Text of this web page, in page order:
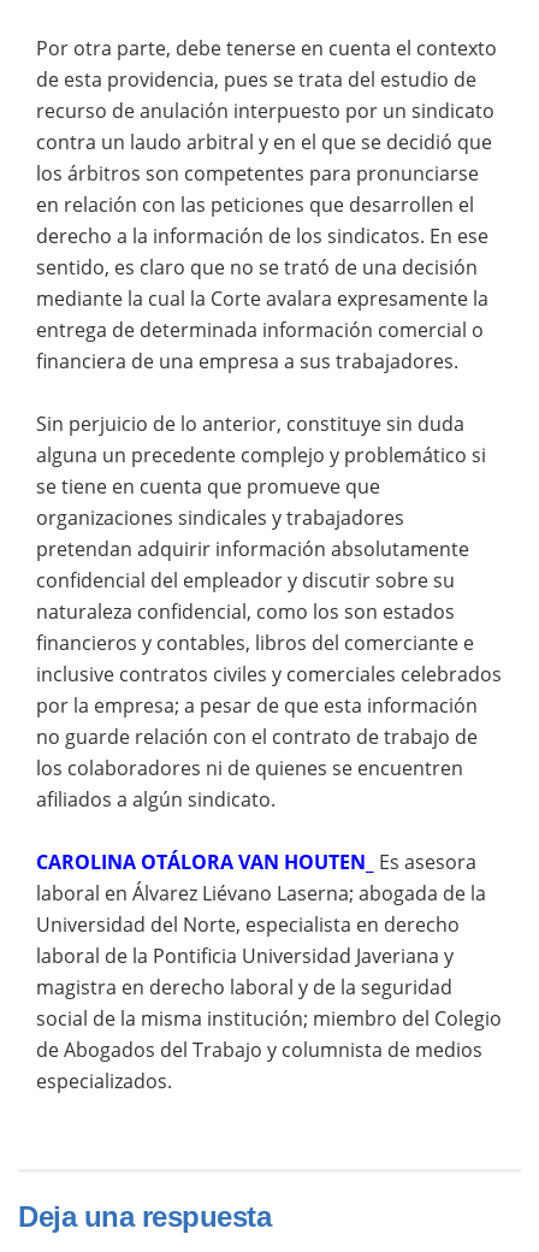
Por otra parte, debe tenerse en cuenta el contexto
de esta providencia, pues se trata del estudio de
recurso de anulación interpuesto por un sindicato
contra un laudo arbitral y en el que se decidió que
los árbitros son competentes para pronunciarse
en relación con las peticiones que desarrollen el
derecho a la información de los sindicatos. En ese
sentido, es claro que no se trató de una decisión
mediante la cual la Corte avalara expresamente la
entrega de determinada información comercial o
financiera de una empresa a sus trabajadores.
Sin perjuicio de lo anterior, constituye sin duda
alguna un precedente complejo y problemático si
se tiene en cuenta que promueve que
organizaciones sindicales y trabajadores
pretendan adquirir información absolutamente
confidencial del empleador y discutir sobre su
naturaleza confidencial, como los son estados
financieros y contables, libros del comerciante e
inclusive contratos civiles y comerciales celebrados
por la empresa; a pesar de que esta información
no guarde relación con el contrato de trabajo de
los colaboradores ni de quienes se encuentren
afiliados a algún sindicato.
CAROLINA OTÁLORA VAN HOUTEN_ Es asesora
laboral en Álvarez Liévano Laserna; abogada de la
Universidad del Norte, especialista en derecho
laboral de la Pontificia Universidad Javeriana y
magistra en derecho laboral y de la seguridad
social de la misma institución; miembro del Colegio
de Abogados del Trabajo y columnista de medios
especializados.
Deja una respuesta